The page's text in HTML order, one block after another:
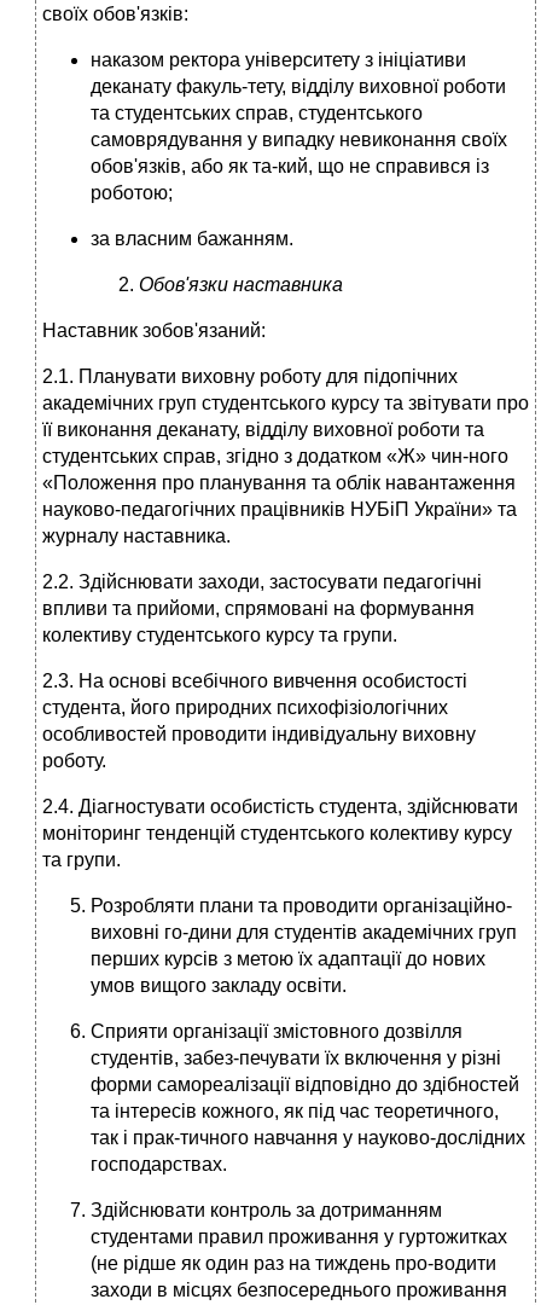
своїх обов'язків:
наказом ректора університету з ініціативи
деканату факуль-тету, відділу виховної роботи
та студентських справ, студентського
самоврядування у випадку невиконання своїх
обов'язків, або як та-кий, що не справився із
роботою;
за власним бажанням.
Обов'язки наставника
Наставник зобов'язаний:
2.1. Планувати виховну роботу для підопічних
академічних груп студентського курсу та звітувати про
її виконання деканату, відділу виховної роботи та
студентських справ, згідно з додатком «Ж» чин-ного
«Положення про планування та облік навантаження
науково-педагогічних працівників НУБіП України» та
журналу наставника.
2.2. Здійснювати заходи, застосувати педагогічні
впливи та прийоми, спрямовані на формування
колективу студентського курсу та групи.
2.3. На основі всебічного вивчення особистості
студента, його природних психофізіологічних
особливостей проводити індивідуальну виховну
роботу.
2.4. Діагностувати особистість студента, здійснювати
моніторинг тенденцій студентського колективу курсу
та групи.
Розробляти плани та проводити організаційно-
виховні го-дини для студентів академічних груп
перших курсів з метою їх адаптації до нових
умов вищого закладу освіти.
Сприяти організації змістовного дозвілля
студентів, забез-печувати їх включення у різні
форми самореалізації відповідно до здібностей
та інтересів кожного, як під час теоретичного,
так і прак-тичного навчання у науково-дослідних
господарствах.
Здійснювати контроль за дотриманням
студентами правил проживання у гуртожитках
(не рідше як один раз на тиждень про-водити
заходи в місцях безпосереднього проживання